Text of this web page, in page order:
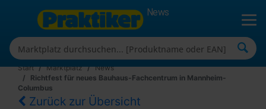
News
Start Marktplatz
News
Richtfest für neues Bauhaus-Fachcentrum in Mannheim-
Columbus
Zurück zur Übersicht